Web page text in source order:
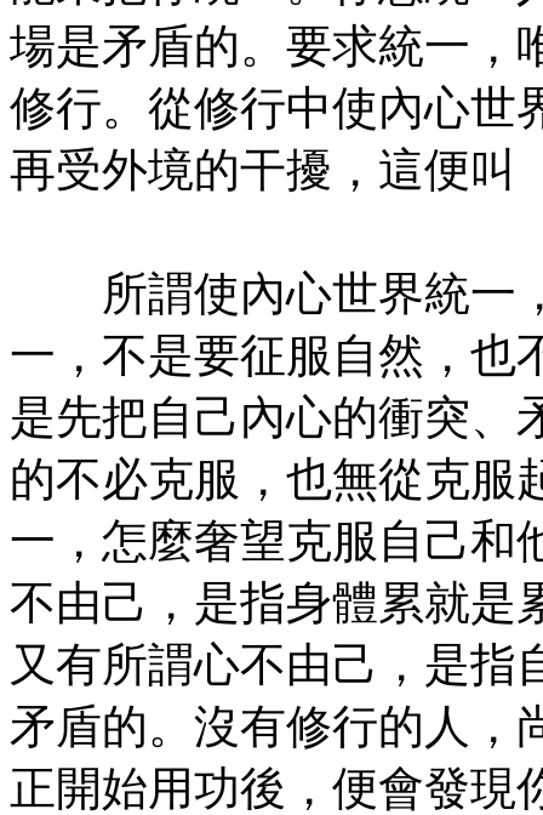
場是矛盾的。要求統一，
修行。從修行中使內心世
再受外境的干擾，這便叫
所謂使內心世界統一
一，不是要征服自然，也
是先把自己內心的衝突、
的不必克服，也無從克服
一，怎麼奢望克服自己和
不由己，是指身體累就是
又有所謂心不由己，是指
矛盾的。沒有修行的人，
正開始用功後，便會發現